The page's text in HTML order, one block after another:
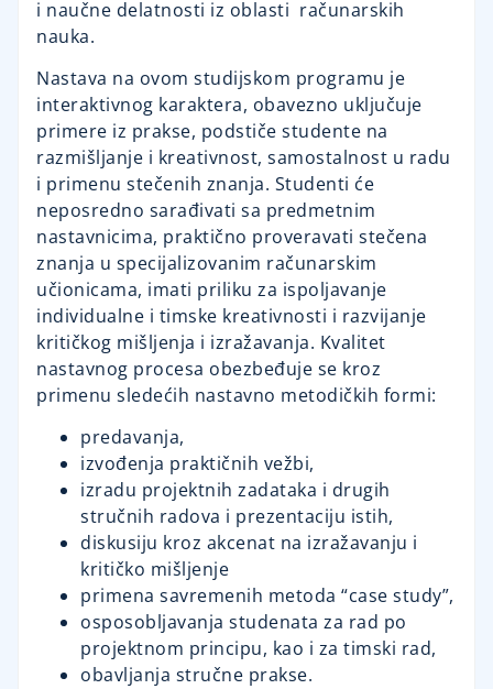
i naučne delatnosti iz oblasti računarskih
nauka.
Nastava na ovom studijskom programu je
interaktivnog karaktera, obavezno uključuje
primere iz prakse, podstiče studente na
razmišljanje i kreativnost, samostalnost u radu
i primenu stečenih znanja. Studenti će
neposredno sarađivati sa predmetnim
nastavnicima, praktično proveravati stečena
znanja u specijalizovanim računarskim
učionicama, imati priliku za ispoljavanje
individualne i timske kreativnosti i razvijanje
kritičkog mišljenja i izražavanja. Kvalitet
nastavnog procesa obezbeđuje se kroz
primenu sledećih nastavno metodičkih formi:
predavanja,
izvođenja praktičnih vežbi,
izradu projektnih zadataka i drugih
stručnih radova i prezentaciju istih,
diskusiju kroz akcenat na izražavanju i
kritičko mišljenje
primena savremenih metoda “case study”,
osposobljavanja studenata za rad po
projektnom principu, kao i za timski rad,
obavljanja stručne prakse.